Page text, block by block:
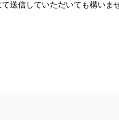
送信していただいても構いま